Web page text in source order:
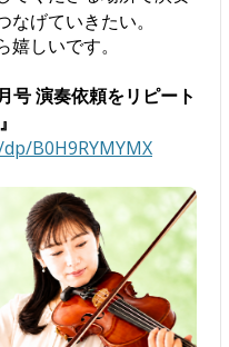
げていきたい。
しいです。
号 演奏依頼をリピート
B0H9RYMYMX